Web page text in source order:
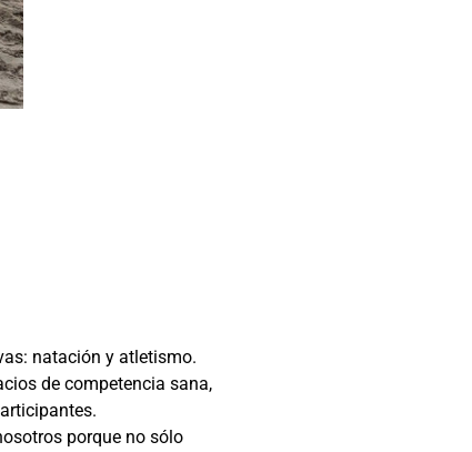
natación y atletismo.
de competencia sana,
porque no sólo